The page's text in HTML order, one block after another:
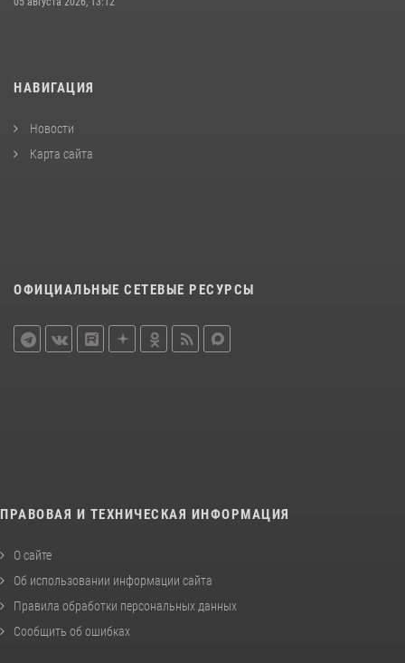
НАВИГАЦИЯ
Новости
Карта сайта
ОФИЦИАЛЬНЫЕ СЕТЕВЫЕ РЕСУРСЫ
ПРАВОВАЯ И ТЕХНИЧЕСКАЯ ИНФОРМАЦИЯ
О сайте
Об использовании информации сайта
Правила обработки персональных данных
Сообщить об ошибках